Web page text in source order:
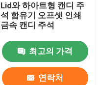
Lid와 하아트형 캔디 주
석 함유기 오프셋 인쇄
금속 캔디 주석
최고의 가격
연락처